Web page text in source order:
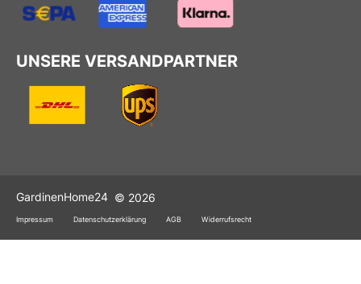
UNSERE VERSANDPARTNER
GardinenHome24 © 2026
Impressum Datenschutzerklärung AGB Widerrufsrecht